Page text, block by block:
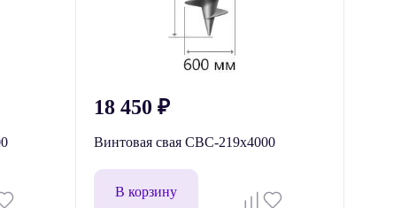
18 450 ₽
Винтовая свая СВС-219x4000
В корзину